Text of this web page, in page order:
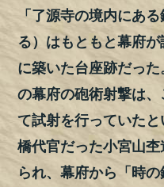
「了源寺の境内にあ
る）はもともと幕府
に築いた台座跡だった
の幕府の砲術射撃は
て試射を行っていた
橋代官だった小宮山
られ、幕府から「時